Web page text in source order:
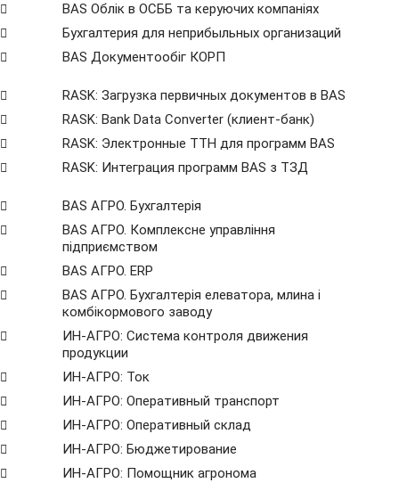
BAS Облік в ОСББ та керуючих компаніях
Бухгалтерия для неприбыльных организаций
BAS Документообіг КОРП
RASK: Загрузка первичных документов в BAS
RASK: Bank Data Сonverter (клиент-банк)
RASK: Электронные ТТН для программ BAS
RASK: Интеграция программ BAS з ТЗД
BAS АГРО. Бухгалтерія
BAS АГРО. Комплексне управління
підприємством
BAS АГРО. ERP
BAS АГРО. Бухгалтерія елеватора, млина і
комбікормового заводу
ИН-АГРО: Система контроля движения
продукции
ИН-АГРО: Ток
ИН-АГРО: Оперативный транспорт
ИН-АГРО: Оперативный склад
ИН-АГРО: Бюджетирование
ИН-АГРО: Помощник агронома